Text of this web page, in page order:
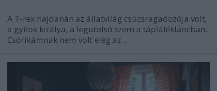
A T-rex hajdanán az állatvilág csúcsragadozója volt,
a gyilok királya, a legutolsó szem a táplálékláncban.
Csórikámnak nem volt elég az ...